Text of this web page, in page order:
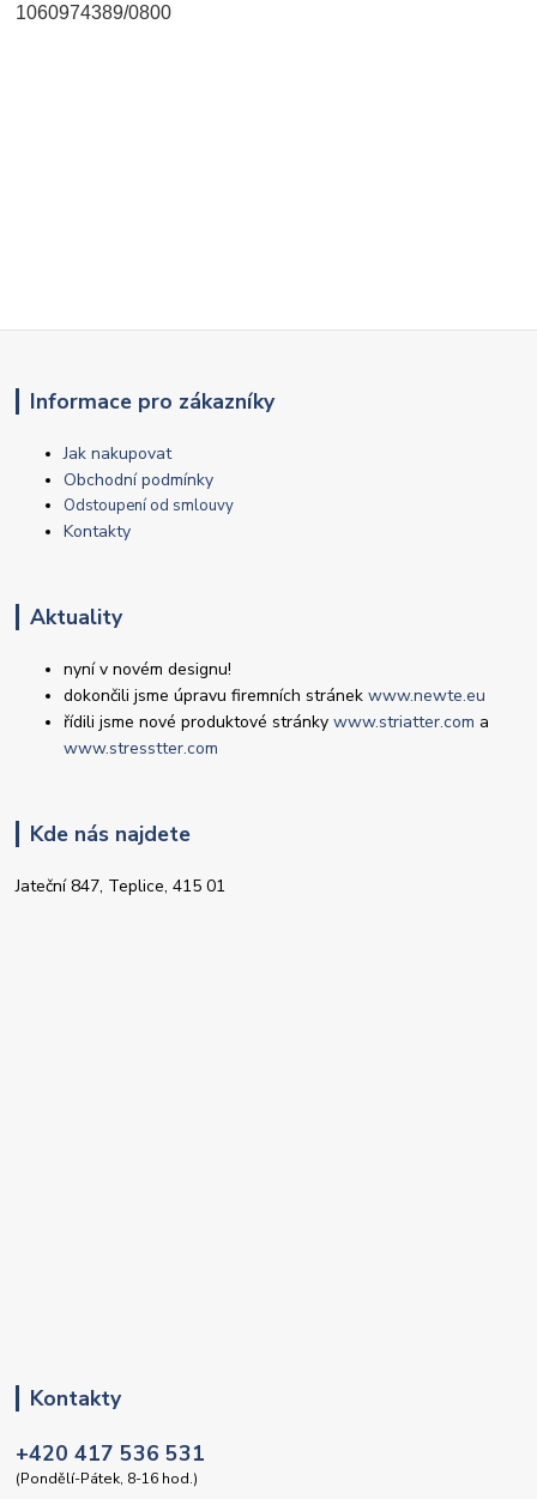
1060974389/0800
Informace pro zákazníky
Jak nakupovat
Obchodní podmínky
Odstoupení od smlouvy
Kontakty
Aktuality
nyní v novém designu!
dokončili jsme úpravu firemních stránekwww.newte.eu
řídili jsme nové produktové stránkywww.striatter.com a
www.stresstter.com
Kde nás najdete
Jateční 847, Teplice, 415 01
Kontakty
+420 417 536 531
(Pondělí-Pátek, 8-16 hod.)